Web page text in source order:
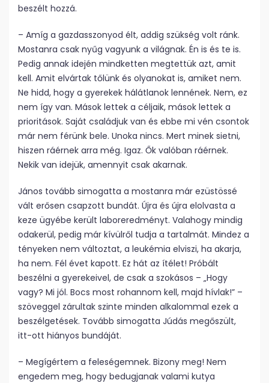
beszélt hozzá.
– Amíg a gazdasszonyod élt, addig szükség volt ránk.
Mostanra csak nyűg vagyunk a világnak. Én is és te is.
Pedig annak idején mindketten megtettük azt, amit
kell. Amit elvártak tőlünk és olyanokat is, amiket nem.
Ne hidd, hogy a gyerekek hálátlanok lennének. Nem, ez
nem így van. Mások lettek a céljaik, mások lettek a
prioritások. Saját családjuk van és ebbe mi vén csontok
már nem férünk bele. Unoka nincs. Mert minek sietni,
hiszen ráérnek arra még. Igaz. Ők valóban ráérnek.
Nekik van idejük, amennyit csak akarnak.
János tovább simogatta a mostanra már ezüstössé
vált erősen csapzott bundát. Újra és újra elolvasta a
keze ügyébe került laboreredményt. Valahogy mindig
odakerül, pedig már kívülről tudja a tartalmát. Mindez a
tényeken nem változtat, a leukémia elviszi, ha akarja,
ha nem. Fél évet kapott. Ez hát az ítélet! Próbált
beszélni a gyerekeivel, de csak a szokásos – „Hogy
vagy? Mi jól. Bocs most rohannom kell, majd hívlak!” –
szöveggel zárultak szinte minden alkalommal ezek a
beszélgetések. Tovább simogatta Júdás megőszült,
itt-ott hiányos bundáját.
– Megígértem a feleségemnek. Bizony meg! Nem
engedem meg, hogy bedugjanak valami kutya